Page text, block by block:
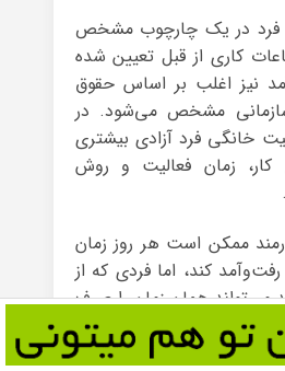
فرد در یک چارچوب مشخص
کاری از قبل تعیین شده
نیز اغلب بر اساس حقوق
مشخص می‌شود. در
خانگی فرد آزادی بیشتری
کار، زمان فعالیت و روش
ممکن است هر روز زمان
کند، اما فردی که از
می‌تواند همان زمان را صرف
ارتباط با مشتری یا توسعه
این مسیر نیازمند نظم